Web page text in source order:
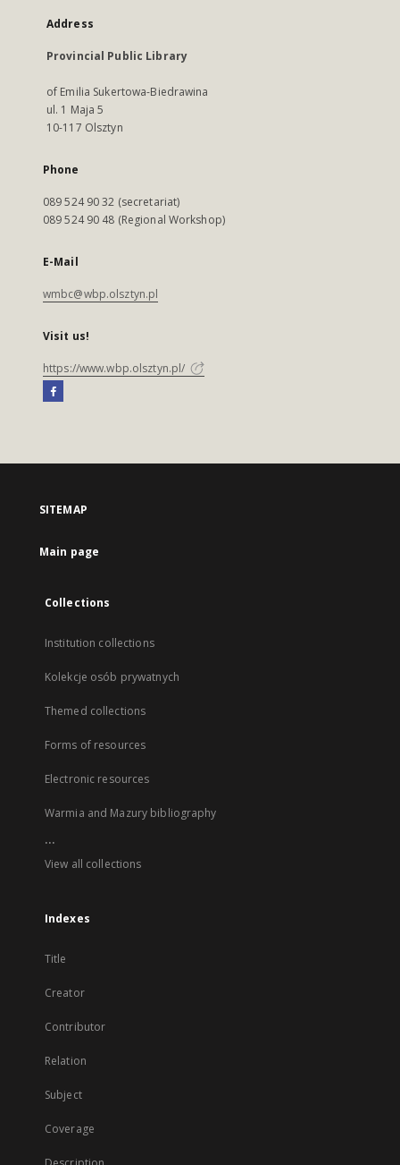
Address
Provincial Public Library
of Emilia Sukertowa-Biedrawina
ul. 1 Maja 5
10-117 Olsztyn
Phone
089 524 90 32 (secretariat)
089 524 90 48 (Regional Workshop)
E-Mail
wmbc@wbp.olsztyn.pl
Visit us!
https://www.wbp.olsztyn.pl/
SITEMAP
Main page
Collections
Institution collections
Kolekcje osób prywatnych
Themed collections
Forms of resources
Electronic resources
Warmia and Mazury bibliography
...
View all collections
Indexes
Title
Creator
Contributor
Relation
Subject
Coverage